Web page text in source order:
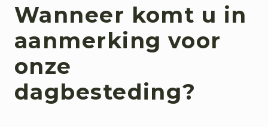
Wanneer komt u in
aanmerking voor
onze
dagbesteding?